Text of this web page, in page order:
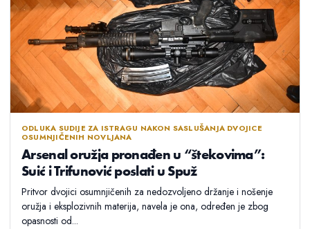
ODLUKA SUDIJE ZA ISTRAGU NAKON SASLUŠANJA DVOJICE
OSUMNJIČENIH NOVLJANA
Arsenal oružja pronađen u “štekovima”:
Suić i Trifunović poslati u Spuž
Pritvor dvojici osumnjičenih za nedozvoljeno držanje i nošenje
oružja i eksplozivnih materija, navela je ona, određen je zbog
opasnosti od...